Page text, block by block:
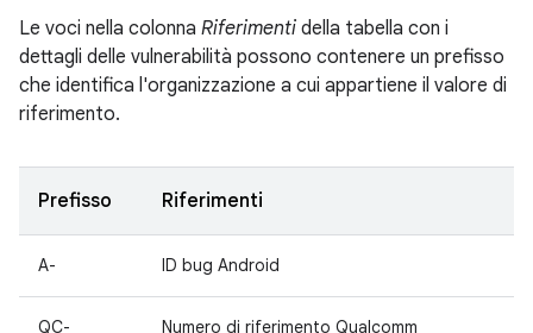
Le voci nella colonna Riferimenti della tabella con i
dettagli delle vulnerabilità possono contenere un prefisso
che identifica l'organizzazione a cui appartiene il valore di
riferimento.
Prefisso Riferimenti
A- ID bug Android
QC- Numero di riferimento Qualcomm